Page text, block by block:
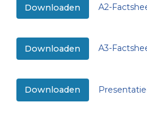
A2-
Downloaden
A3-
Downloaden
Downloaden